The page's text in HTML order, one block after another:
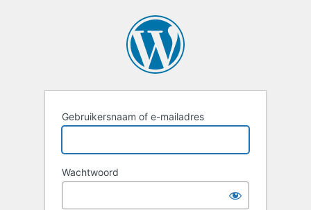
Gebruikersnaam of e-mailadres
Wachtwoord